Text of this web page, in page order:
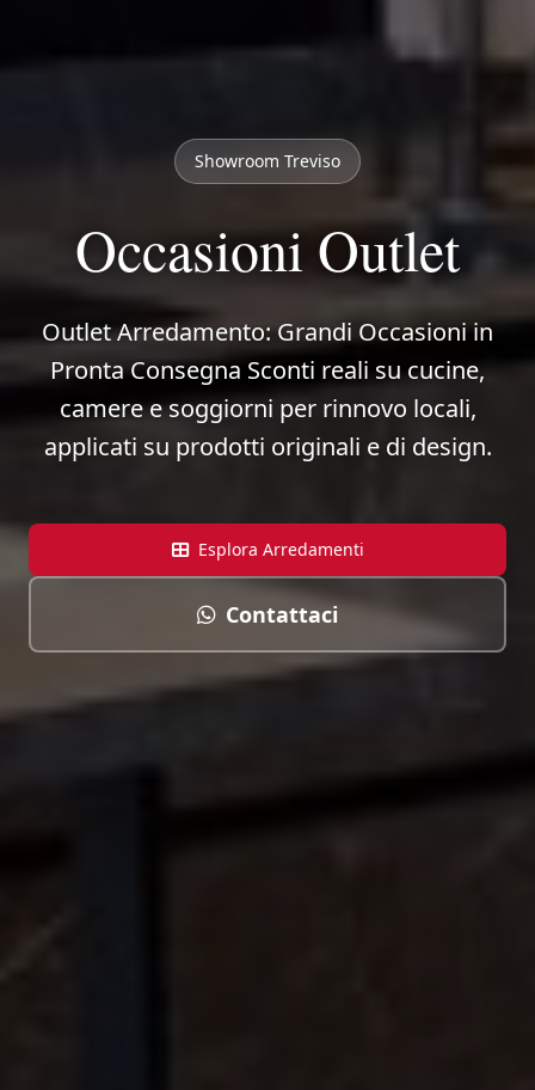
Showroom Treviso
Occasioni Outlet
Outlet Arredamento: Grandi Occasioni in
Pronta Consegna Sconti reali su cucine,
camere e soggiorni per rinnovo locali,
applicati su prodotti originali e di design.
Esplora Arredamenti
Contattaci